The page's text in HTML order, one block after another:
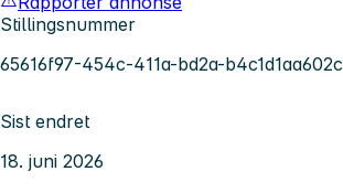
Stillingsnummer
65616f97-454c-411a-bd2a-b4c1d1aa602c
Sist endret
18. juni 2026